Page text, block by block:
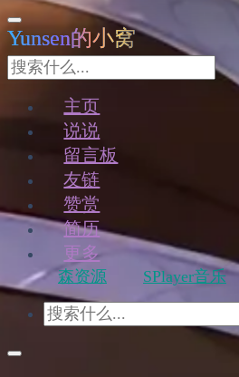
Yunsen的小窝
主页
说说
留言板
友链
赞赏
简历
更多
森资源 SPlayer音乐